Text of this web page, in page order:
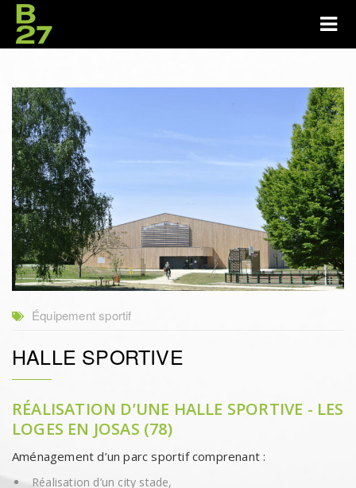
Équipement sportif
HALLE SPORTIVE
RÉALISATION D’UNE HALLE SPORTIVE - LES
LOGES EN JOSAS (78)
Aménagement d’un parc sportif comprenant :
Réalisation d’un city stade,